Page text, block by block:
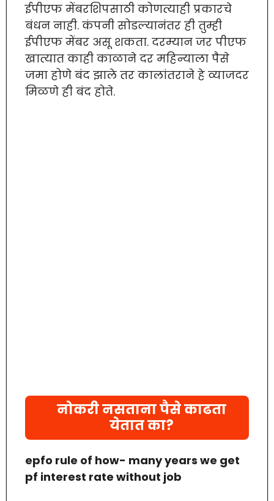
ईपीएफ मेंबरशिपसाठी कोणत्याही प्रकारचे
बंधन नाही. कंपनी सोडल्यानंतर ही तुम्ही
ईपीएफ मेंबर असू शकता. दरम्यान जर पीएफ
खात्यात काही काळाने दर महिन्याला पैसे
जमा होणे बंद झाले तर कालांतराने हे व्याजदर
मिळणे ही बंद होते.
नोकरी नसताना पैसे काढता
येतात का?
epfo rule of how- many years we get
pf interest rate without job